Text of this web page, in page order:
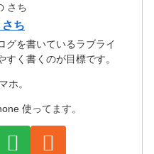
さち
グを書いているラブライ
く書くのが目標です。
ホ。
使ってます。